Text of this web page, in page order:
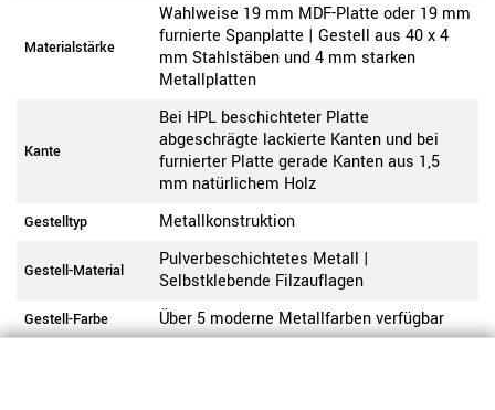
Materialstärke
Wahlweise 19 mm MDF-Platte oder 19 mm
furnierte Spanplatte | Gestell aus 40 x 4
mm Stahlstäben und 4 mm starken
Metallplatten
Kante
Bei HPL beschichteter Platte
abgeschrägte lackierte Kanten und bei
furnierter Platte gerade Kanten aus 1,5
mm natürlichem Holz
Gestelltyp Metallkonstruktion
Gestell-Material
Pulverbeschichtetes Metall |
Selbstklebende Filzauflagen
Gestell-Farbe
Über 5 moderne Metallfarben verfügbar